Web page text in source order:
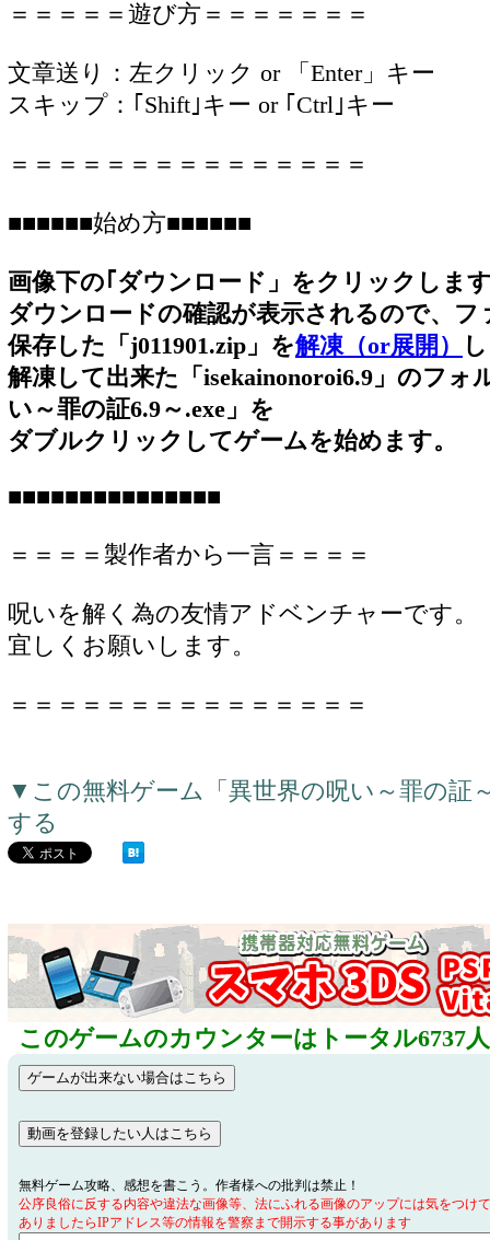
＝＝＝＝＝遊び方＝＝＝＝＝＝＝
文章送り：左クリック or 「Enter」キー
スキップ：｢Shift｣キー or ｢Ctrl｣キー
＝＝＝＝＝＝＝＝＝＝＝＝＝＝＝
■■■■■■始め方■■■■■■
画像下の｢ダウンロード」をクリックしま
ダウンロードの確認が表示されるので、
保存した「j011901.zip」を解凍（or展開）
解凍して出来た「isekainonoroi6.9」のフォ
い～罪の証6.9～.exe」を
ダブルクリックしてゲームを始めます。
■■■■■■■■■■■■■■■
＝＝＝＝製作者から一言＝＝＝＝
呪いを解く為の友情アドベンチャーです。
宜しくお願いします。
＝＝＝＝＝＝＝＝＝＝＝＝＝＝＝
▼この無料ゲーム「異世界の呪い～罪の証
する
このゲームのカウンターはトータル6737
無料ゲーム攻略、感想を書こう。作者様への批判は禁止！
公序良俗に反する内容や違法な画像等、法にふれる画像のアップには気をつけ
ありましたらIPアドレス等の情報を警察まで開示する事があります